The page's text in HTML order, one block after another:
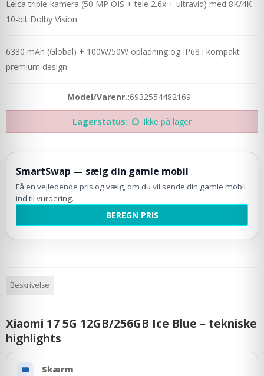
Leica triple-kamera (50 MP OIS + tele 2.6x + ultravid) med 8K/4K
10-bit Dolby Vision
6330 mAh (Global) + 100W/50W opladning og IP68 i kompakt
premium design
Model/Varenr.:6932554482169
Lagerstatus: Ikke på lager
SmartSwap — sælg din gamle mobil
Få en vejledende pris og vælg, om du vil sende din gamle mobil
ind til vurdering.
BEREGN PRIS
Beskrivelse
Xiaomi 17 5G 12GB/256GB Ice Blue – tekniske
highlights
Skærm